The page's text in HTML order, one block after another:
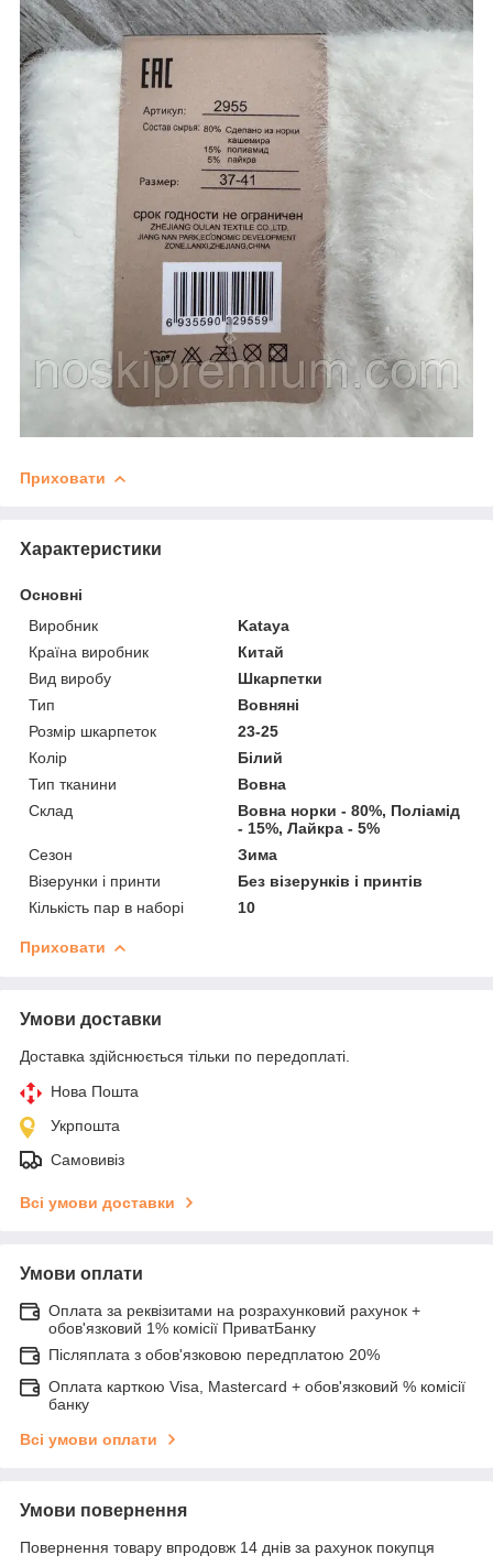
Приховати
Характеристики
Основні
Виробник
Kataya
Країна виробник
Китай
Вид виробу
Шкарпетки
Тип
Вовняні
Розмір шкарпеток
23-25
Колір
Білий
Тип тканини
Вовна
Склад
Вовна норки - 80%, Поліамід
- 15%, Лайкра - 5%
Сезон
Зима
Візерунки і принти
Без візерунків і принтів
Кількість пар в наборі
10
Приховати
Умови доставки
Доставка здійснюється тільки по передоплаті.
Нова Пошта
Укрпошта
Самовивіз
Всі умови доставки
Умови оплати
Оплата за реквізитами на розрахунковий рахунок +
обов'язковий 1% комісії ПриватБанку
Післяплата з обов'язковою передплатою 20%
Оплата карткою Visa, Mastercard + обов'язковий % комісії
банку
Всі умови оплати
Умови повернення
Повернення товару впродовж 14 днів за рахунок покупця